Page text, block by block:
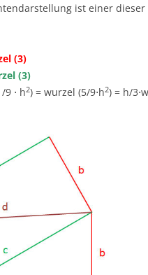
ist einer
(3)
(3)
9 ⋅ h2) = wurzel (5/9⋅h2) = h/